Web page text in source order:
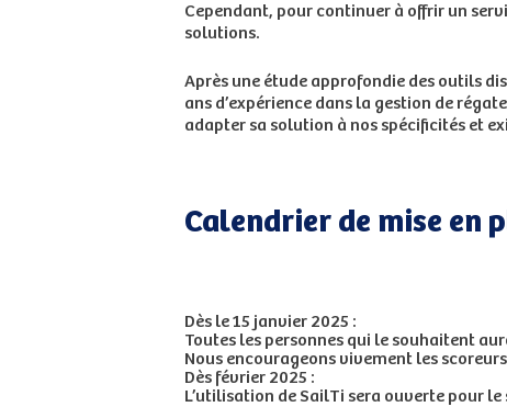
Cependant, pour continuer à offrir un
solutions.
Après une étude approfondie des outils
ans d’expérience dans la gestion de
adapter sa solution à nos spécificités et
Calendrier de mise en
Dès le 15 janvier 2025 :
Toutes les personnes qui le souhaitent
Nous encourageons vivement les
Dès février 2025 :
L’utilisation de SailTi sera ouverte pour